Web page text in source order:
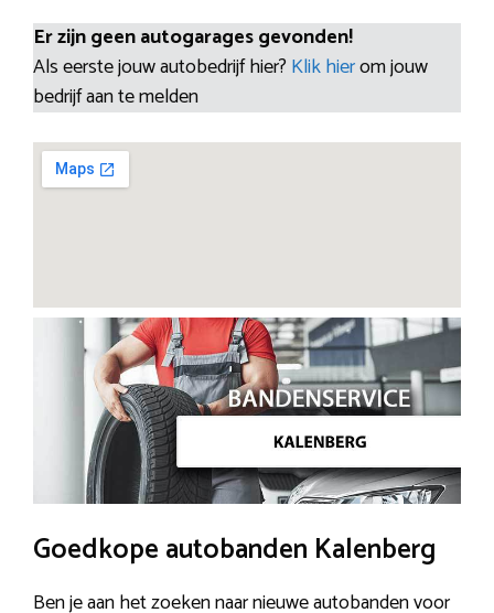
Er zijn geen autogarages gevonden!
Als eerste jouw autobedrijf hier? Klik hierom jouw
bedrijf aan te melden
Goedkope autobanden Kalenberg
Ben je aan het zoeken naar nieuwe autobanden voor